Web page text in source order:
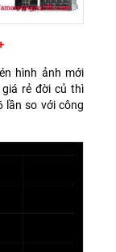
hình ảnh mới
rẻ đời củ thì
lần so với công